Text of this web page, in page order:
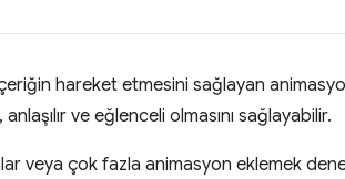
hareket etmesini sağlayan
ve eğlenceli olmasını sağlayabilir.
veya çok fazla animasyon eklemek